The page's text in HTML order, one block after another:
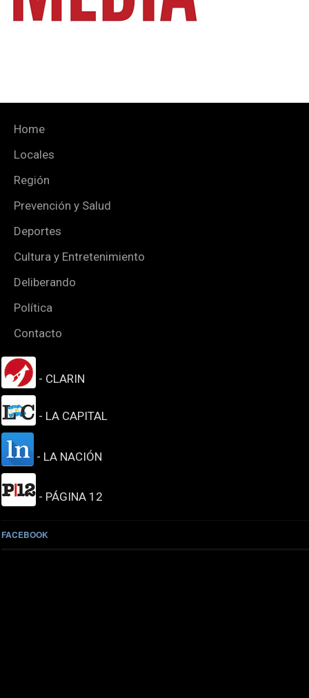
Home
Locales
Región
Prevención y Salud
Deportes
Cultura y Entretenimiento
Deliberando
Política
Contacto
- CLARIN
- LA CAPITAL
- LA NACIÓN
- PÁGINA 12
FACEBOOK